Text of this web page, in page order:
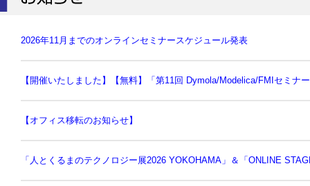
2026年11月までのオンラインセミナースケジュール発表
【開催いたしました】【無料】「第11回 Dymola/Modelica/FMIセミナ
【オフィス移転のお知らせ】
「人とくるまのテクノロジー展2026 YOKOHAMA」＆「ONLINE